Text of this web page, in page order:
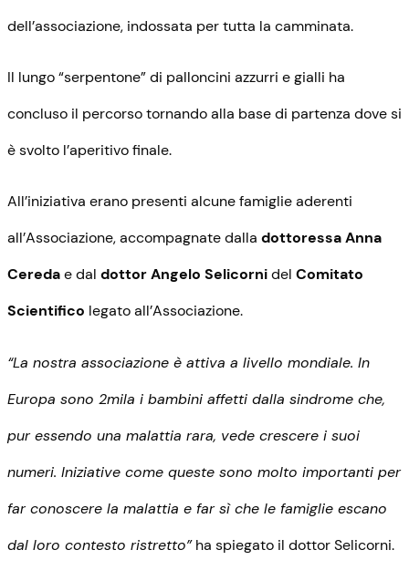
dell’associazione, indossata per tutta la camminata.
Il lungo “serpentone” di palloncini azzurri e gialli ha
concluso il percorso tornando alla base di partenza dove si
è svolto l’aperitivo finale.
All’iniziativa erano presenti alcune famiglie aderenti
all’Associazione, accompagnate dalla dottoressa Anna
Ceredae dal dottor Angelo Selicornidel Comitato
Scientifico legato all’Associazione.
“La nostra associazione è attiva a livello mondiale. In
Europa sono 2mila i bambini affetti dalla sindrome che,
pur essendo una malattia rara, vede crescere i suoi
numeri. Iniziative come queste sono molto importanti per
far conoscere la malattia e far sì che le famiglie escano
dal loro contesto ristretto”ha spiegato il dottor Selicorni.